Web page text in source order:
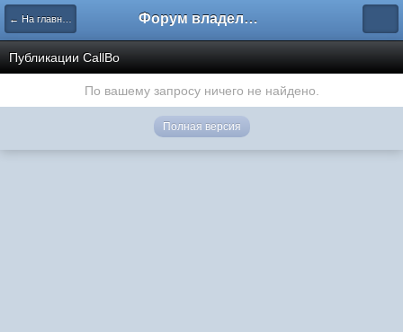
← На главную Форум владельцев интернет-магазинов
Публикации CallBo
По вашему запросу ничего не найдено.
Полная версия